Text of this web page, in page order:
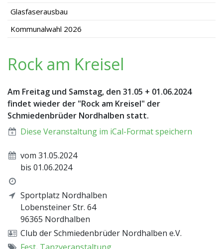
Glasfaserausbau
Kommunalwahl 2026
Rock am Kreisel
Am Freitag und Samstag, den 31.05 + 01.06.2024
findet wieder der "Rock am Kreisel" der
Schmiedenbrüder Nordhalben statt.
Diese Veranstaltung im iCal-Format speichern
vom 31.05.2024
bis 01.06.2024
Sportplatz Nordhalben
Lobensteiner Str. 64
96365 Nordhalben
Club der Schmiedenbrüder Nordhalben e.V.